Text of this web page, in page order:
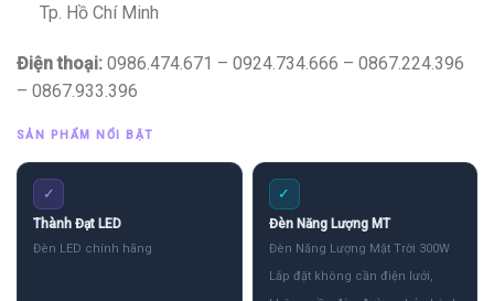
Tp. Hồ Chí Minh
Điện thoại: 0986.474.671 – 0924.734.666 – 0867.224.396
– 0867.933.396
SẢN PHẨM NỔI BẬT
✓
Thành Đạt LED
Đèn LED chính hãng
✓
Đèn Năng Lượng MT
Đèn Năng Lượng Mặt Trời 300W
Lắp đặt không cần điện lưới,